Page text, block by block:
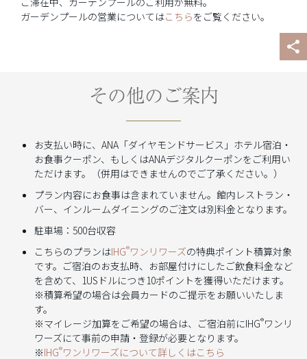
ガーデンプールの営業についてはこちらをご覧ください。
その他のご案内
お支払い時に、ANA「ダイヤモンドサービス」ホテル宿泊・
お食事クーポン、もしくはANAデジタルクーポンをご利用い
ただけます。（併用はできませんのでご了承ください。）
プラン内容にお食事は含まれていません。館内レストラン・
バー、インルームダイニングのご注文は別料金となります。
駐車場：500台収容
こちらのプランはIHG®ワンリワーズの特典ポイント積算対象
です。ご宿泊のお支払時、お部屋付けにしたご飲食料金など
を含めて、1USドルにつき10ポイントを獲得いただけます。
※積算希望の場合は会員カードのご提示をお願いいたしま
す。
※マイレージ加算をご希望の場合は、ご宿泊前にIHG®ワンリ
ワーズにて事前の申請・登録が必要となります。
※IHG®ワンリワーズについて詳しくはこちら